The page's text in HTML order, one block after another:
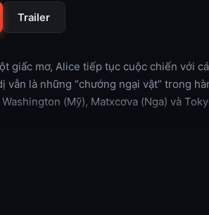
Trailer
giấc mơ, Alice tiếp tục cuộc chiến với
vẫn là những “chướng ngại vật” trong
(Mỹ), Matxcơva (Nga) và